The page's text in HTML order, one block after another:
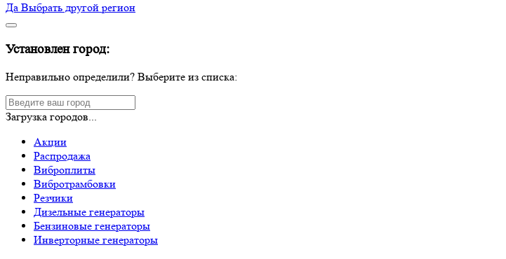
Да Выбрать другой регион
Установлен город:
Неправильно определили? Выберите из списка:
Загрузка городов...
Акции
Распродажа
Виброплиты
Вибротрамбовки
Резчики
Дизельные генераторы
Бензиновые генераторы
Инверторные генераторы